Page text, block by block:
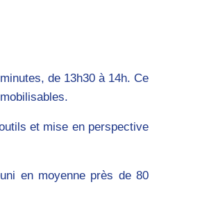
de 13h30 à 14h. Ce
et mise en perspective
en moyenne près de 80